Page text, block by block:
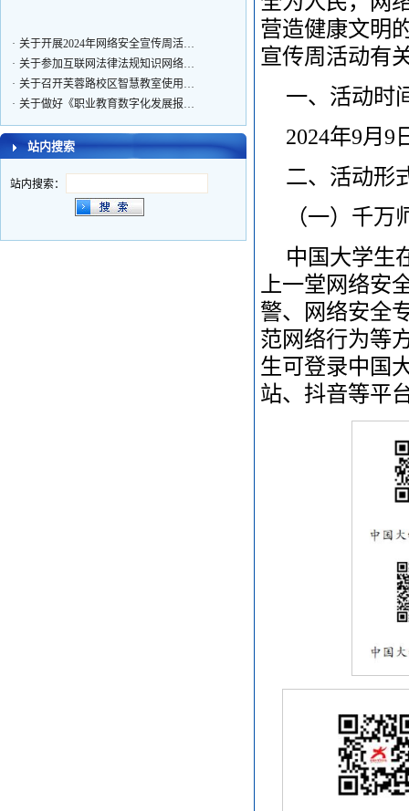
关于开展2024年网络安全宣传周活…
关于参加互联网法律法规知识网络…
关于召开芙蓉路校区智慧教室使用…
关于做好《职业教育数字化发展报…
· 关于启用教育网EDU域名的通知
· 众志成城战疫情 资源服务在行动
站内搜索
站内搜索：
营造健康文明
宣传周活动有
一、活动时
2024年9月9
二、活动形
（一）千
中国大学生
上一堂网络安
警、网络安全
范网络行为等
生可登录中国
站、抖音等平